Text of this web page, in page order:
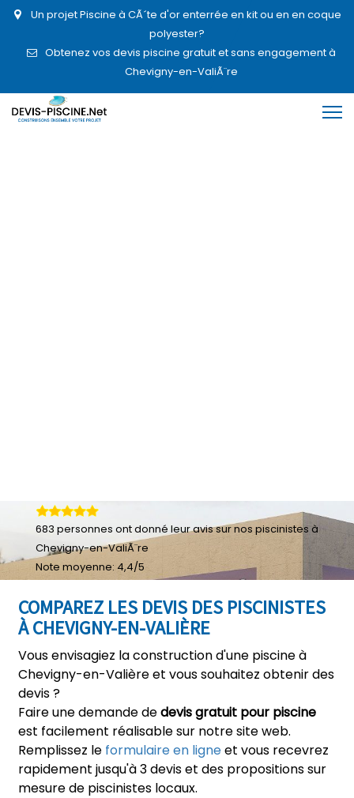
Un projet Piscine à CÃ´te d'or enterrée en kit ou en en coque
polyester?
Obtenez vos devis piscine gratuit et sans engagement à
Chevigny-en-ValiÃ¨re
COMPAREZ LES DEVIS DES PISCINISTES
À CHEVIGNY-EN-VALIÈRE
Vous envisagiez la construction d'une piscine à
Chevigny-en-Valière et vous souhaitez obtenir des
devis ?
Faire une demande dedevis gratuit pour piscine
est facilement réalisable sur notre site web.
Remplissez le formulaire en ligneet vous recevrez
rapidement jusqu'à 3 devis et des propositions sur
mesure de piscinistes locaux.
683 personnes ont donné leuravis sur nos piscinistes à
Chevigny-en-ValiÃ¨re
Note moyenne: 4,4/5